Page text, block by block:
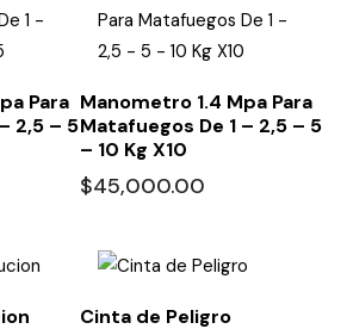
Para
2,5 – 5
Manometro 1.4 Mpa Para
Matafuegos De 1 – 2,5 – 5
– 10 Kg X10
$45,000.00
Cinta de Peligro